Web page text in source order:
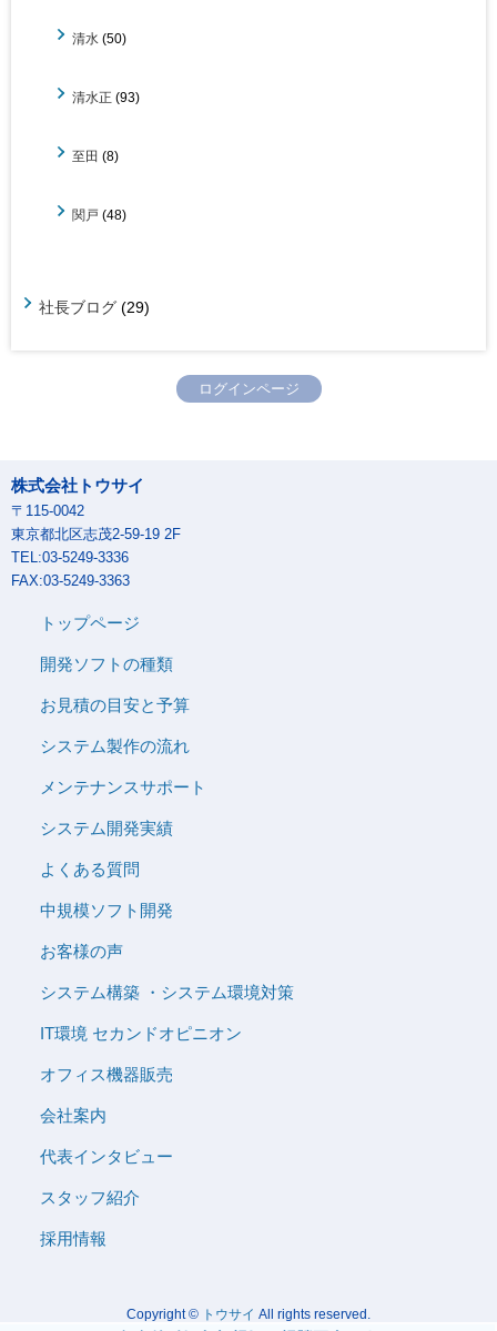
清水 (50)
清水正 (93)
至田 (8)
関戸 (48)
社長ブログ (29)
ログインページ
株式会社トウサイ
〒115-0042
東京都北区志茂2-59-19 2F
TEL:03-5249-3336
FAX:03-5249-3363
トップページ
開発ソフトの種類
お見積の目安と予算
システム製作の流れ
メンテナンスサポート
システム開発実績
よくある質問
中規模ソフト開発
お客様の声
システム構築 ・システム環境対策
IT環境 セカンドオピニオン
オフィス機器販売
会社案内
代表インタビュー
スタッフ紹介
採用情報
Copyright © トウサイ All rights reserved.